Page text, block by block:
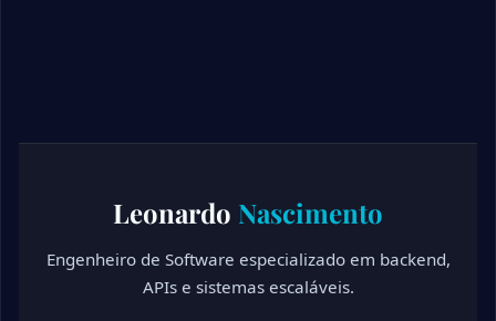
Leonardo Nascimento
Engenheiro de Software especializado em backend,
APIs e sistemas escaláveis.